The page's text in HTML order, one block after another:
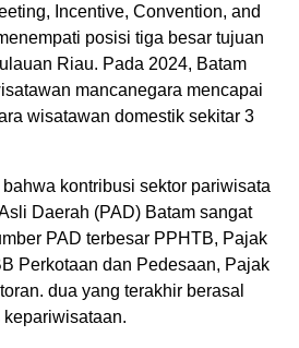
Incentive, Convention, and
posisi tiga besar tujuan
Riau. Pada 2024, Batam
mancanegara mencapai
wisatawan domestik sekitar 3
kontribusi sektor pariwisata
Daerah (PAD) Batam sangat
PAD terbesar PPHTB, Pajak
Perkotaan dan Pedesaan, Pajak
dua yang terakhir berasal
kepariwisataan.